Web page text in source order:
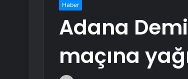
Haber
Adana
maçına